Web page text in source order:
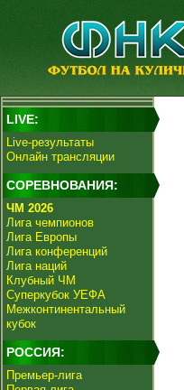
LIVE:
Live-результаты
Онлайн трансляции
СОРЕВНОВАНИЯ:
ЧМ 2026
Лига чемпионов
Лига Европы
Лига конференций
Лига наций
Клубный ЧМ
Суперкубок УЕФА
Межконтинентальный
кубок
РОССИЯ:
Премьер-лига